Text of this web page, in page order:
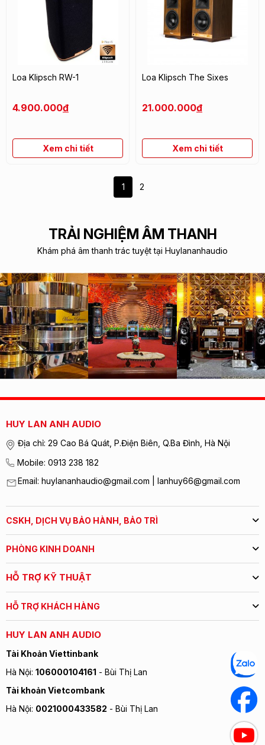
Loa Klipsch RW-1
4.900.000đ
Xem chi tiết
Loa Klipsch The Sixes
21.000.000đ
Xem chi tiết
1 2
TRẢI NGHIỆM ÂM THANH
Khám phá âm thanh trác tuyệt tại Huylananhaudio
HUY LAN ANH AUDIO
Địa chỉ: 29 Cao Bá Quát, P.Điện Biên, Q.Ba Đình, Hà Nội
Mobile: 0913 238 182
Email: huylananhaudio@gmail.com | lanhuy66@gmail.com
CSKH, DỊCH VỤ BẢO HÀNH, BẢO TRÌ
PHÒNG KINH DOANH
HỖ TRỢ KỸ THUẬT
HỖ TRỢ KHÁCH HÀNG
HUY LAN ANH AUDIO
Tài Khoản Viettinbank
Hà Nội: 106000104161 - Bùi Thị Lan
Tài khoản Vietcombank
Hà Nội: 0021000433582 - Bùi Thị Lan